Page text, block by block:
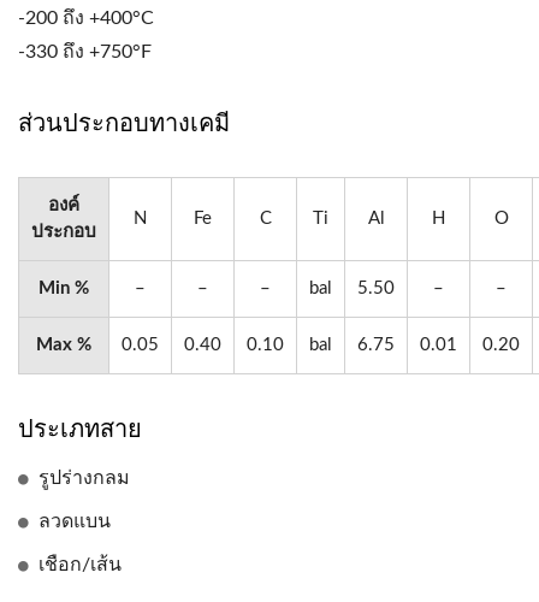
-200 ถึง +400°C
-330 ถึง +750°F
ส่วนประกอบทางเคมี
องค์
ประกอบ
N Fe C Ti Al H O
Min % – – – bal 5.50 – –
Max % 0.05 0.40 0.10 bal 6.75 0.01 0.20
ประเภทสาย
รูปร่างกลม
ลวดแบน
เชือก/เส้น